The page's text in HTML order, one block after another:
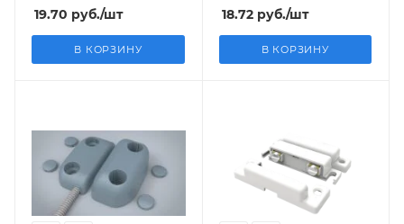
19.70 руб./шт
В КОРЗИНУ
18.72руб./шт
В КОРЗИНУ